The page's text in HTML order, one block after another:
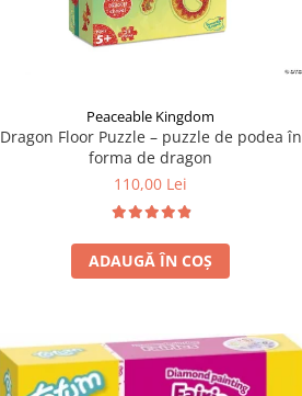
Peaceable Kingdom
Dragon Floor Puzzle – puzzle de podea în
forma de dragon
110,00 Lei
ADAUGĂ ÎN COȘ